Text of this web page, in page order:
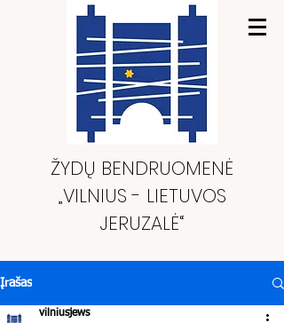
ŽYDŲ BENDRUOMENĖ
„VILNIUS - LIETUVOS
JERUZALĖ“
Įrašas
vilniusjews